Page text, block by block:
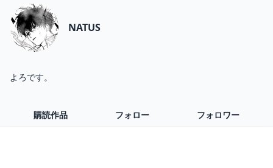
NATUS
よろです。
購読作品 フォロー フォロワー